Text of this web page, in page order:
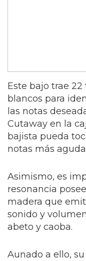
Este bajo trae
blancos para
las notas
Cutaway en la
bajista pueda
notas más
Asimismo, es
resonancia
madera que
sonido y
abeto y caoba.
Aunado a ello,